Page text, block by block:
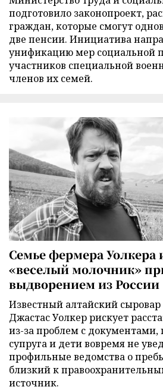
подготовило законопроект,
граждан, которые смогут
две пенсии. Инициатива
унификацию мер социальной
участников специальной
членов их семей.
Семье фермера Уолкера
«веселый молочник»
выдворением из России
Известный алтайский
Джастас Уолкер рискует
из-за проблем с документами,
супруга и дети вовремя не
профильные ведомства о
близкий к
источник.